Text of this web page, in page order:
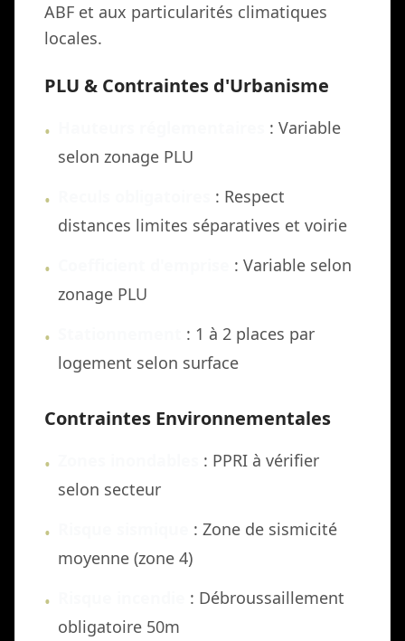
ABF et aux particularités climatiques
locales.
PLU & Contraintes d'Urbanisme
•
: Variable
selon zonage PLU
•
: Respect
distances limites séparatives et voirie
•
: Variable selon
zonage PLU
•
: 1 à 2 places par
logement selon surface
Contraintes Environnementales
•
: PPRI à vérifier
selon secteur
•
: Zone de sismicité
moyenne (zone 4)
•
: Débroussaillement
obligatoire 50m